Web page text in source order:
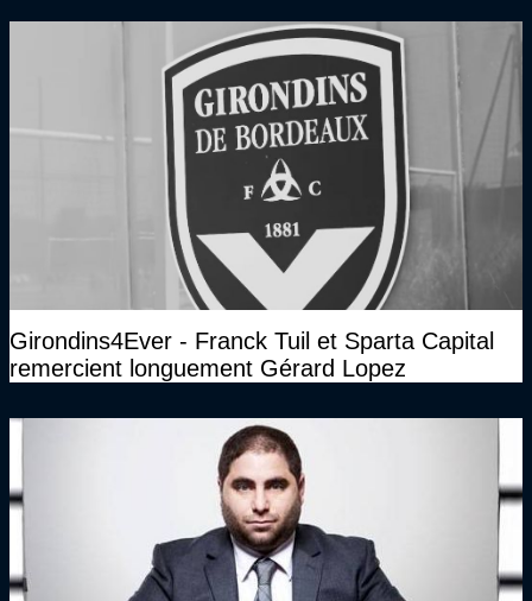
Girondins4Ever - Franck Tuil et Sparta Capital
remercient longuement Gérard Lopez